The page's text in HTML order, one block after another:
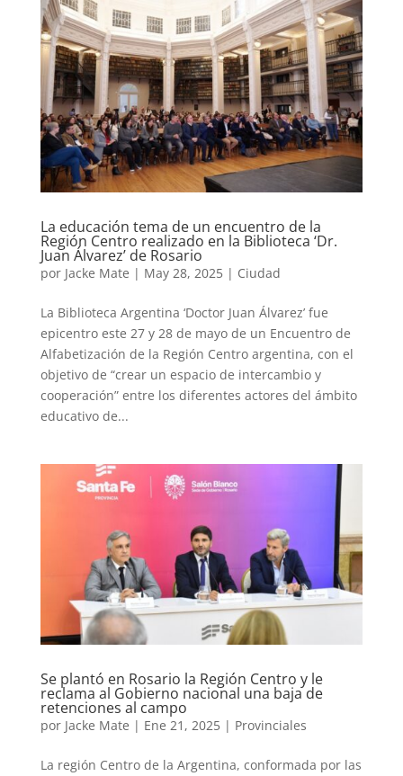
La educación tema de un encuentro de la
Región Centro realizado en la Biblioteca ‘Dr.
Juan Álvarez’ de Rosario
por Jacke Mate | May 28, 2025| Ciudad
La Biblioteca Argentina ‘Doctor Juan Álvarez’ fue
epicentro este 27 y 28 de mayo de un Encuentro de
Alfabetización de la Región Centro argentina, con el
objetivo de “crear un espacio de intercambio y
cooperación” entre los diferentes actores del ámbito
educativo de...
Se plantó en Rosario la Región Centro y le
reclama al Gobierno nacional una baja de
retenciones al campo
por Jacke Mate | Ene 21, 2025| Provinciales
La región Centro de la Argentina, conformada por las